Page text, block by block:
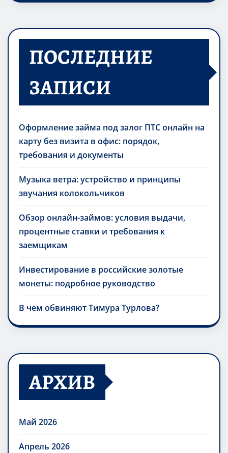
ПОСЛЕДНИЕ
ЗАПИСИ
Оформление займа под залог ПТС онлайн на
карту без визита в офис: порядок,
требования и документы
Музыка ветра: устройство и принципы
звучания колокольчиков
Обзор онлайн-займов: условия выдачи,
процентные ставки и требования к
заемщикам
Инвестирование в российские золотые
монеты: подробное руководство
В чем обвиняют Тимура Турлова?
АРХИВ
Май 2026
Апрель 2026